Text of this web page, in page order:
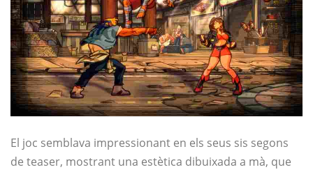
El joc semblava impressionant en els seus sis segons
de teaser, mostrant una estètica dibuixada a mà, que